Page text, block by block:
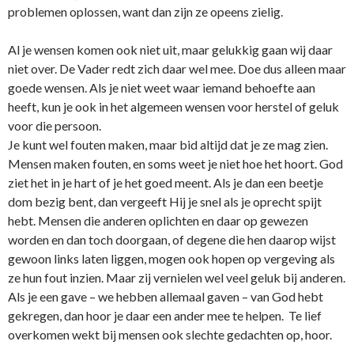
problemen oplossen, want dan zijn ze opeens zielig.
Al je wensen komen ook niet uit, maar gelukkig gaan wij daar
niet over. De Vader redt zich daar wel mee. Doe dus alleen maar
goede wensen. Als je niet weet waar iemand behoefte aan
heeft, kun je ook in het algemeen wensen voor herstel of geluk
voor die persoon.
Je kunt wel fouten maken, maar bid altijd dat je ze mag zien.
Mensen maken fouten, en soms weet je niet hoe het hoort. God
ziet het in je hart of je het goed meent. Als je dan een beetje
dom bezig bent, dan vergeeft Hij je snel als je oprecht spijt
hebt. Mensen die anderen oplichten en daar op gewezen
worden en dan toch doorgaan, of degene die hen daarop wijst
gewoon links laten liggen, mogen ook hopen op vergeving als
ze hun fout inzien. Maar zij vernielen wel veel geluk bij anderen.
Als je een gave – we hebben allemaal gaven – van God hebt
gekregen, dan hoor je daar een ander mee te helpen. Te lief
overkomen wekt bij mensen ook slechte gedachten op, hoor.